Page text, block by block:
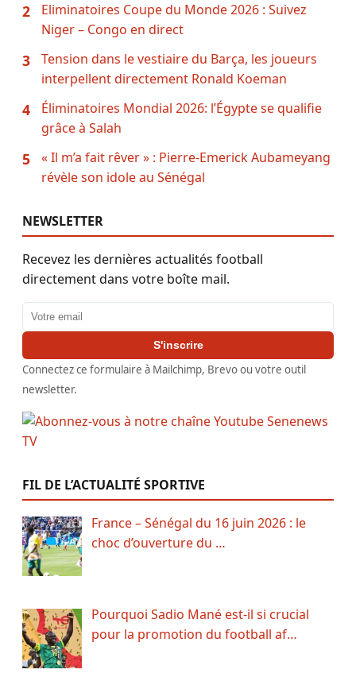
2
Eliminatoires Coupe du Monde 2026 : Suivez
Niger – Congo en direct
3
Tension dans le vestiaire du Barça, les joueurs
interpellent directement Ronald Koeman
4
Éliminatoires Mondial 2026: l’Égypte se qualifie
grâce à Salah
5
« Il m’a fait rêver » : Pierre-Emerick Aubameyang
révèle son idole au Sénégal
NEWSLETTER
Recevez les dernières actualités football
directement dans votre boîte mail.
Adresse email
S'inscrire
Connectez ce formulaire à Mailchimp, Brevo ou votre outil
newsletter.
FIL DE L’ACTUALITÉ SPORTIVE
France – Sénégal du 16 juin 2026 : le
choc d’ouverture du …
Pourquoi Sadio Mané est-il si crucial
pour la promotion du football af…